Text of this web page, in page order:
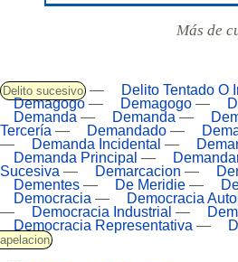
Más de
Delito sucesivo — Delito Tentado O
Demagogo — Demagogo —
Demanda — Demanda —
Tercería — Demandado —
—
Demanda Incidental —
Demanda Principal —
Sucesiva — Demarcacion —
Dementes — De Meridie —
Democracia — Democracia
—
Democracia Industrial —
Democracia Representativa —
apelacion